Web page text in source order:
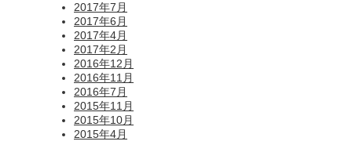
2017年7月
2017年6月
2017年4月
2017年2月
2016年12月
2016年11月
2016年7月
2015年11月
2015年10月
2015年4月